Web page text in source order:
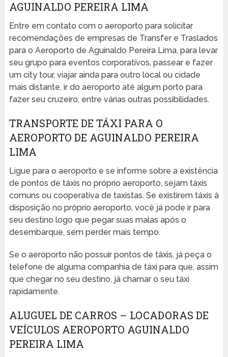
AGUINALDO PEREIRA LIMA
Entre em contato com o aeroporto para solicitar
recomendações de empresas de Transfer e Traslados
para o Aeroporto de Aguinaldo Pereira Lima, para levar
seu grupo para eventos corporativos, passear e fazer
um city tour, viajar ainda para outro local ou cidade
mais distante, ir do aeroporto até algum porto para
fazer seu cruzeiro, entre várias outras possibilidades.
TRANSPORTE DE TÁXI PARA O
AEROPORTO DE AGUINALDO PEREIRA
LIMA
Ligue para o aeroporto e se informe sobre a existência
de pontos de táxis no próprio aeroporto, sejam táxis
comuns ou cooperativa de taxistas. Se existirem táxis à
disposição no próprio aeroporto, você já pode ir para
seu destino logo que pegar suas malas após o
desembarque, sem perder mais tempo.
Se o aeroporto não possuir pontos de táxis, já peça o
telefone de alguma companhia de táxi para que, assim
que chegar no seu destino, já chamar o seu táxi
rapidamente.
ALUGUEL DE CARROS – LOCADORAS DE
VEÍCULOS AEROPORTO AGUINALDO
PEREIRA LIMA